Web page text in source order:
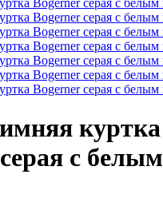
куртка
с белым